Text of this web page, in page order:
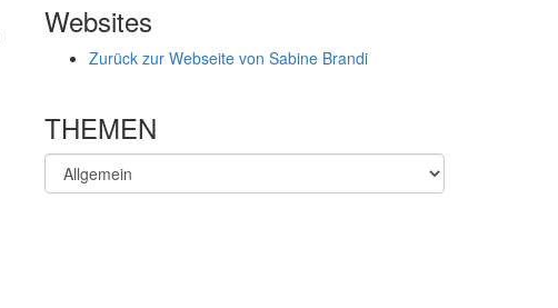
Websites
Zurück zur Webseite von Sabine Brandi
THEMEN
H